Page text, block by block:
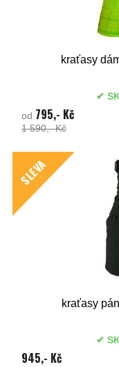
kraťasy
od 795,- Kč
1 590,- Kč
SLEVA
kraťasy
945,- Kč